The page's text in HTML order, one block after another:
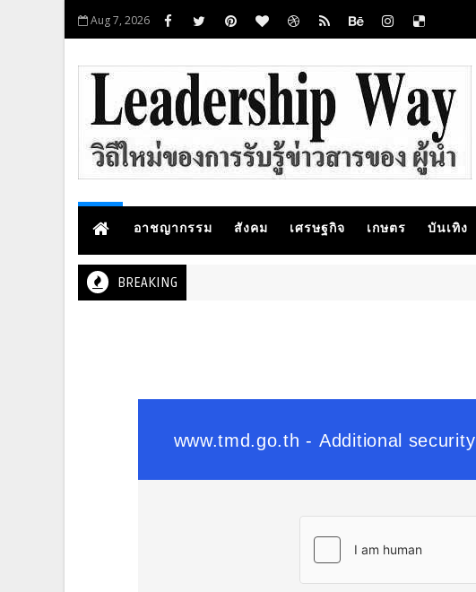
Aug 7, 2026
อาชญากรรม สังคม เศรษฐกิจ เกษตร บันเทิง
BREAKING